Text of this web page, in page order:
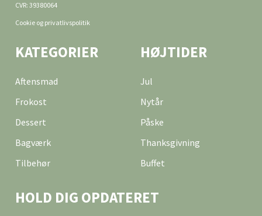
CVR: 39380064
Cookie og privatlivspolitik
KATEGORIER
Aftensmad
Frokost
Dessert
Bagværk
Tilbehør
HØJTIDER
Jul
Nytår
Påske
Thanksgivning
Buffet
HOLD DIG OPDATERET